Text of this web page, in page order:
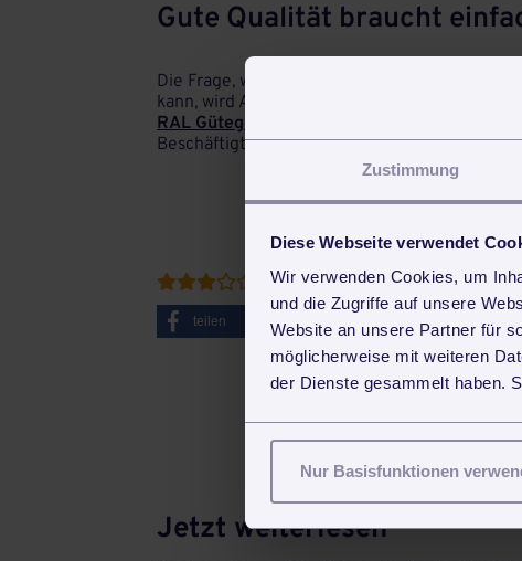
Zustimmung
Diese Webseite verwendet
Wir verwenden Cookies, um
und die Zugriffe auf unsere
Website an unsere Partner für
möglicherweise mit weiteren
der Dienste gesammelt haben.
Nur Basisfunktionen
Gute Qualität braucht
Die Frage, welche Fläche in welcher Zeit
kann, wird Auftraggeber, Arbeitgeber und
RAL Gütegemeinschaft Gebäudereinigung e. V.
Beschäftigte der Reinigungsbranche schon
 Bewertet mit durchschnittlich
teilen
Jetzt weiterlesen